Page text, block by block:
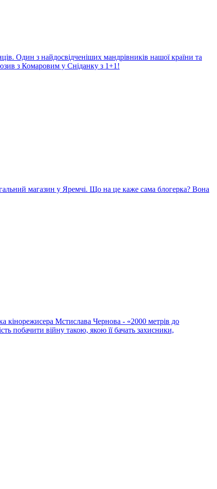
Один з найдосвідченіших мандрівників нашої країни та
з Комаровим у Сніданку з 1+1!
магазин у Яремчі. Що на це каже сама блогерка? Вона
кінорежисера Мстислава Чернова - «2000 метрів до
побачити війну такою, якою її бачать захисники,